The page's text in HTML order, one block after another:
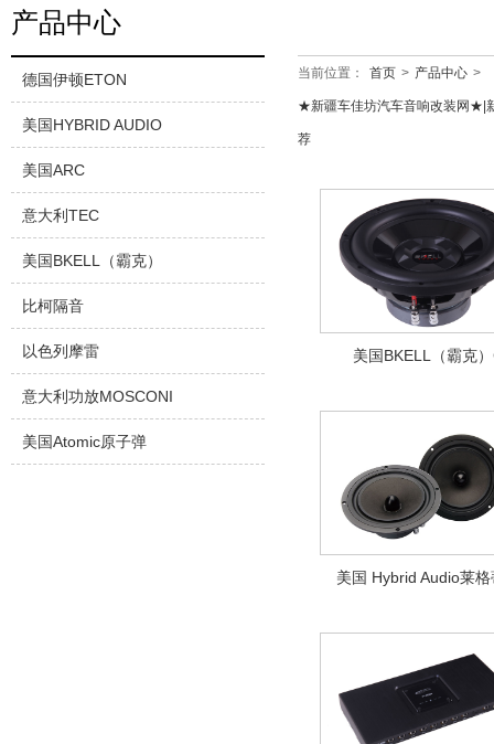
产品中心
德国伊顿ETON
美国HYBRID AUDIO
美国ARC
意大利TEC
美国BKELL（霸克）
比柯隔音
以色列摩雷
意大利功放MOSCONI
美国Atomic原子弹
当前位置： 首页 > 产品中心 >
★新疆车佳坊汽车音响改装网★|
荐
美国BKELL（霸克
美国 Hybrid Audio莱